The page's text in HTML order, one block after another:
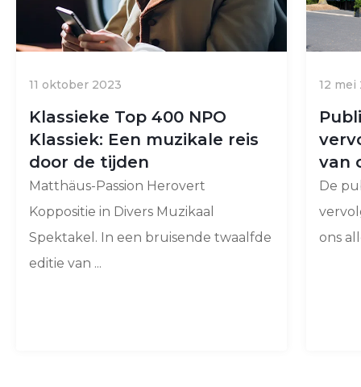
11 oktober 2023
Klassieke Top 400 NPO
Klassiek: Een muzikale reis
door de tijden
Matthäus-Passion Herovert
Koppositie in Divers Muzikaal
Spektakel. In een bruisende twaalfde
editie van ...
12 mei
van
De
ons